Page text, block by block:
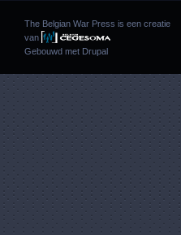
The Belgian War Press is een creatie
van
Gebouwd met Drupal